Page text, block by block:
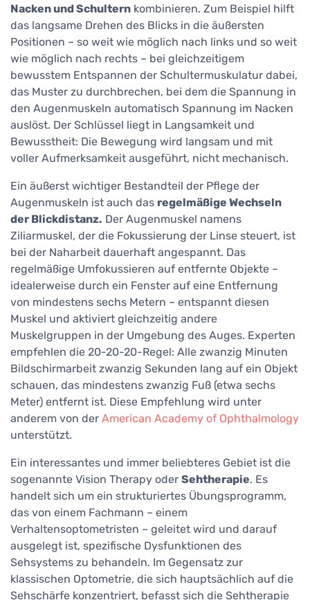
Nacken und Schultern kombinieren. Zum Beispiel hilft
das langsame Drehen des Blicks in die äußersten
Positionen – so weit wie möglich nach links und so weit
wie möglich nach rechts – bei gleichzeitigem
bewusstem Entspannen der Schultermuskulatur dabei,
das Muster zu durchbrechen, bei dem die Spannung in
den Augenmuskeln automatisch Spannung im Nacken
auslöst. Der Schlüssel liegt in Langsamkeit und
Bewusstheit: Die Bewegung wird langsam und mit
voller Aufmerksamkeit ausgeführt, nicht mechanisch.
Ein äußerst wichtiger Bestandteil der Pflege der
Augenmuskeln ist auch das regelmäßige Wechseln
der Blickdistanz. Der Augenmuskel namens
Ziliarmuskel, der die Fokussierung der Linse steuert, ist
bei der Naharbeit dauerhaft angespannt. Das
regelmäßige Umfokussieren auf entfernte Objekte –
idealerweise durch ein Fenster auf eine Entfernung
von mindestens sechs Metern – entspannt diesen
Muskel und aktiviert gleichzeitig andere
Muskelgruppen in der Umgebung des Auges. Experten
empfehlen die 20-20-20-Regel: Alle zwanzig Minuten
Bildschirmarbeit zwanzig Sekunden lang auf ein Objekt
schauen, das mindestens zwanzig Fuß (etwa sechs
Meter) entfernt ist. Diese Empfehlung wird unter
anderem von der American Academy of Ophthalmology
unterstützt.
Ein interessantes und immer beliebteres Gebiet ist die
sogenannte Vision Therapy oder Sehtherapie. Es
handelt sich um ein strukturiertes Übungsprogramm,
das von einem Fachmann – einem
Verhaltensoptometristen – geleitet wird und darauf
ausgelegt ist, spezifische Dysfunktionen des
Sehsystems zu behandeln. Im Gegensatz zur
klassischen Optometrie, die sich hauptsächlich auf die
Sehschärfe konzentriert, befasst sich die Sehtherapie